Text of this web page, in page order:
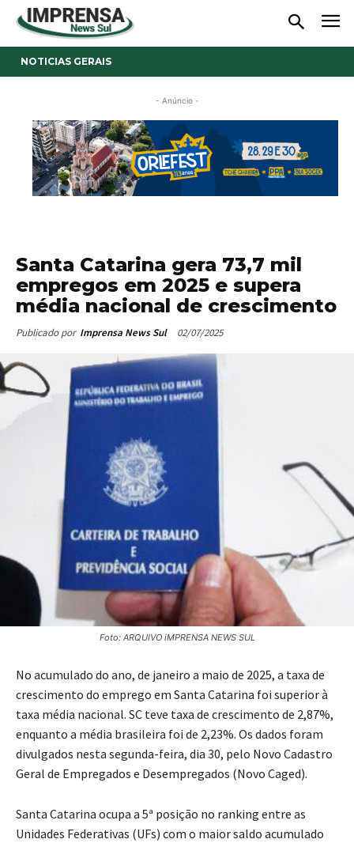
NOTICIAS GERAIS
- Anúncio -
Santa Catarina gera 73,7 mil
empregos em 2025 e supera
média nacional de crescimento
Publicado por Imprensa News Sul 02/07/2025
Foto: ARQUIVO iMPRENSA NEWS SUL
No acumulado do ano, de janeiro a maio de 2025, a taxa de
crescimento do emprego em Santa Catarina foi superior à
taxa média nacional. SC teve taxa de crescimento de 2,87%,
enquanto a média brasileira foi de 2,23%. Os dados foram
divulgados nesta segunda-feira, dia 30, pelo Novo Cadastro
Geral de Empregados e Desempregados (Novo Caged).
Santa Catarina ocupa a 5ª posição no ranking entre as
Unidades Federativas (UFs) com o maior saldo acumulado